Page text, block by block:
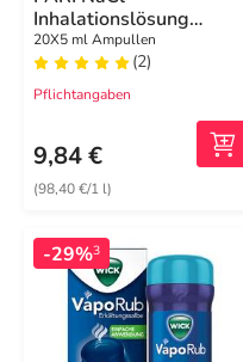
Inhalationslösung
Ampullen
20X5 ml Ampullen
(2)
Pflichtangaben
9,84 €
(98,40 €/1 l)
-29%3